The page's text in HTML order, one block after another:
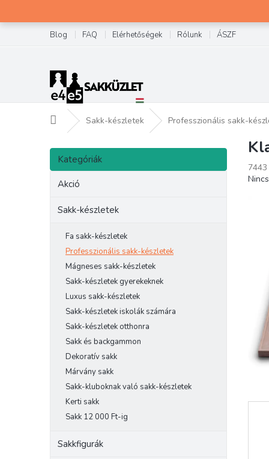
Blog FAQ Elérhetőségek Rólunk ÁSZF
KezdőlapSakk-készletek Professzionális sakk-
O
d
Kategóriák
átugrása
Kategóriák
Akció
Sakk-készletek
Fa sakk-készletek
Professzionális sakk-készletek
Mágneses sakk-készletek
Sakk-készletek gyerekeknek
Luxus sakk-készletek
Sakk-készletek iskolák számára
Sakk-készletek otthonra
Sakk és backgammon
Dekoratív sakk
Márvány sakk
Sakk-kluboknak való sakk-készletek
Kerti sakk
Sakk 12 000 Ft-ig
Sakkfigurák
7443
A